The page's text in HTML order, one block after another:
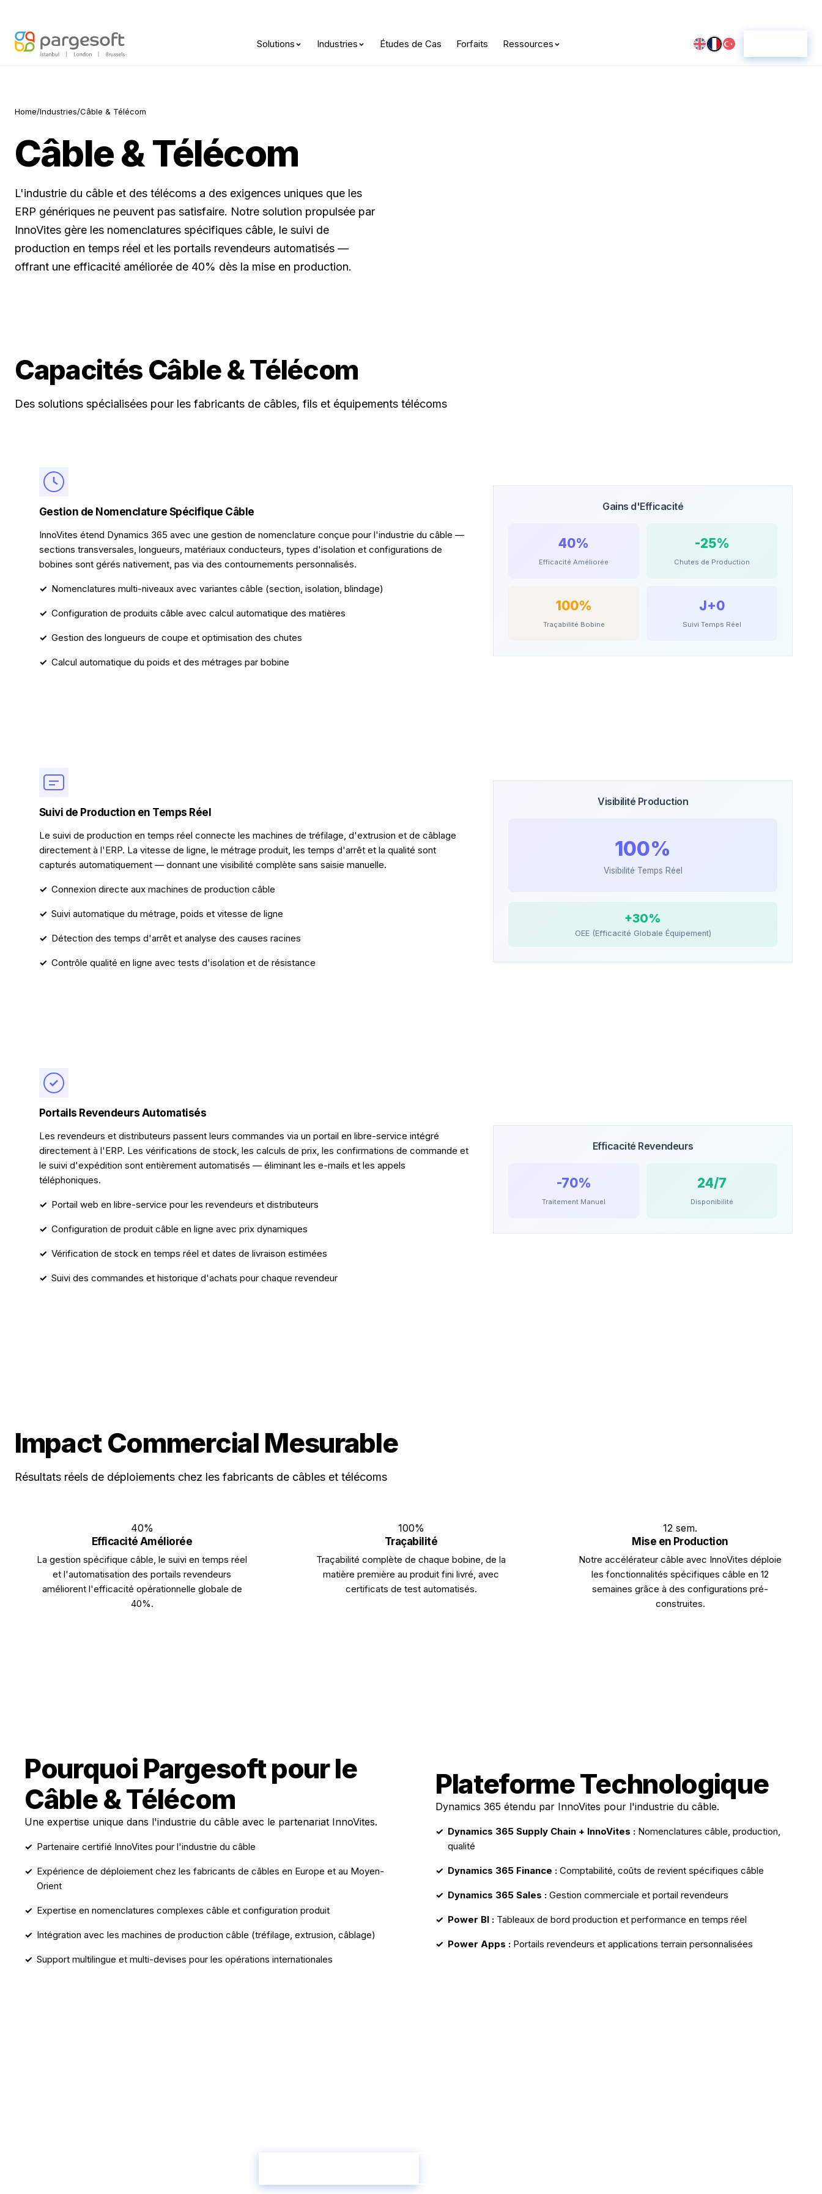
Solutions Industries Études de Cas Forfaits Ressources
Home/Industries/Câble & Télécom
Câble & Télécom
L'industrie du câble et des télécoms a des exigences uniques que les
ERP génériques ne peuvent pas satisfaire. Notre solution propulsée par
InnoVites gère les nomenclatures spécifiques câble, le suivi de
production en temps réel et les portails revendeurs automatisés —
offrant une efficacité améliorée de 40% dès la mise en production.
Capacités Câble & Télécom
Des solutions spécialisées pour les fabricants de câbles, fils et équipements télécoms
Gestion de Nomenclature Spécifique Câble
InnoVites étend Dynamics 365 avec une gestion de nomenclature conçue pour l'industrie du câble —
sections transversales, longueurs, matériaux conducteurs, types d'isolation et configurations de
bobines sont gérés nativement, pas via des contournements personnalisés.
Nomenclatures multi-niveaux avec variantes câble (section, isolation, blindage)
Configuration de produits câble avec calcul automatique des matières
Gestion des longueurs de coupe et optimisation des chutes
Calcul automatique du poids et des métrages par bobine
Gains d'Efficacité
40%
Efficacité Améliorée
-25%
Chutes de Production
100%
Traçabilité Bobine
J+0
Suivi Temps Réel
Suivi de Production en Temps Réel
Le suivi de production en temps réel connecte les machines de tréfilage, d'extrusion et de câblage
directement à l'ERP. La vitesse de ligne, le métrage produit, les temps d'arrêt et la qualité sont
capturés automatiquement — donnant une visibilité complète sans saisie manuelle.
Connexion directe aux machines de production câble
Suivi automatique du métrage, poids et vitesse de ligne
Détection des temps d'arrêt et analyse des causes racines
Contrôle qualité en ligne avec tests d'isolation et de résistance
Visibilité Production
100%
Visibilité Temps Réel
+30%
OEE (Efficacité Globale Équipement)
Portails Revendeurs Automatisés
Les revendeurs et distributeurs passent leurs commandes via un portail en libre-service intégré
directement à l'ERP. Les vérifications de stock, les calculs de prix, les confirmations de commande et
le suivi d'expédition sont entièrement automatisés — éliminant les e-mails et les appels
téléphoniques.
Portail web en libre-service pour les revendeurs et distributeurs
Configuration de produit câble en ligne avec prix dynamiques
Vérification de stock en temps réel et dates de livraison estimées
Suivi des commandes et historique d'achats pour chaque revendeur
Efficacité Revendeurs
-70%
Traitement Manuel
24/7
Disponibilité
Impact Commercial Mesurable
Résultats réels de déploiements chez les fabricants de câbles et télécoms
40%
Efficacité Améliorée
La gestion spécifique câble, le suivi en temps réel
et l'automatisation des portails revendeurs
améliorent l'efficacité opérationnelle globale de
40%.
100%
Traçabilité
Traçabilité complète de chaque bobine, de la
matière première au produit fini livré, avec
certificats de test automatisés.
12 sem.
Mise en Production
Notre accélérateur câble avec InnoVites déploie
les fonctionnalités spécifiques câble en 12
semaines grâce à des configurations pré-
construites.
Pourquoi Pargesoft pour le
Câble & Télécom
Une expertise unique dans l'industrie du câble avec le partenariat InnoVites.
Partenaire certifié InnoVites pour l'industrie du câble
Expérience de déploiement chez les fabricants de câbles en Europe et au Moyen-
Orient
Expertise en nomenclatures complexes câble et configuration produit
Intégration avec les machines de production câble (tréfilage, extrusion, câblage)
Support multilingue et multi-devises pour les opérations internationales
Plateforme Technologique
Dynamics 365 étendu par InnoVites pour l'industrie du câble.
Dynamics 365 Supply Chain + InnoVites : Nomenclatures câble, production,
qualité
Dynamics 365 Finance : Comptabilité, coûts de revient spécifiques câble
Dynamics 365 Sales : Gestion commerciale et portail revendeurs
Power BI : Tableaux de bord production et performance en temps réel
Power Apps : Portails revendeurs et applications terrain personnalisées